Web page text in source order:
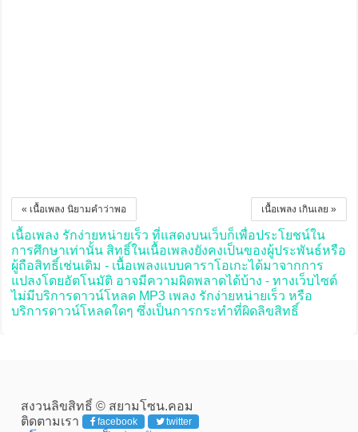
เนื้อเพลง เกินเลย »
« เนื้อเพลง นิยามคำว่าพอ
เนื้อเพลง รักง่ายหน่ายเร็ว ที่แสดงบนเว็บก็เพื่อประโยชน์ใน
การศึกษาเท่านั้น สิทธิ์ในเนื้อเพลงยังคงเป็นของผู้ประพันธ์หรือ
ผู้ถือสิทธิ์เช่นเดิม - เนื้อเพลงแบบคาราโอเกะได้มาจากการ
แปลงโดยอัตโนมัติ อาจมีความผิดพลาดได้บ้าง - ทางเว็บไซต์
ไม่มีบริการดาวน์โหลด MP3 เพลง รักง่ายหน่ายเร็ว หรือ
บริการดาวน์โหลดใดๆ ซึ่งเป็นการกระทำที่ผิดลิขสิทธิ์
สงวนลิขสิทธิ์ © สยามโซน.คอม
ติดตามเรา
facebook twitter